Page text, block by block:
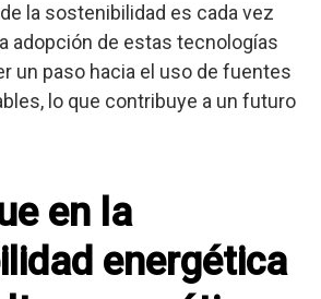
la sostenibilidad es cada vez
adopción de estas tecnologías
un paso hacia el uso de fuentes
lo que contribuye a un futuro
en la
energética